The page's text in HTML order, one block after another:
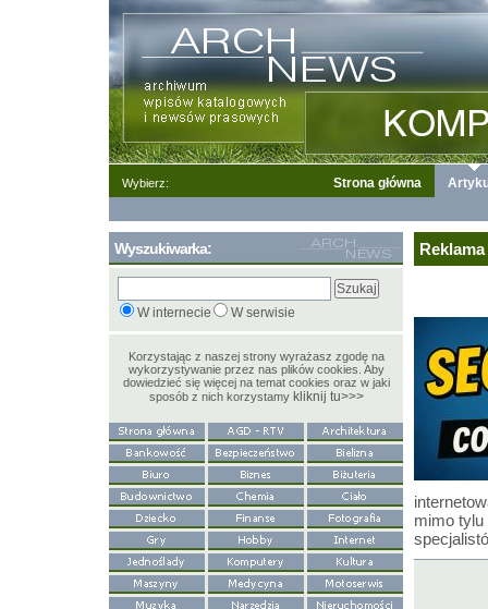
Wybierz: Strona główna
mimo tylu
Wyszukiwarka:
W internecie W serwisie
Korzystając z naszej strony wyrażasz zgodę na
wykorzystywanie przez nas plików cookies. Aby
dowiedzieć się więcej na temat cookies oraz w jaki
sposób z nich korzystamy kliknij tu>>>